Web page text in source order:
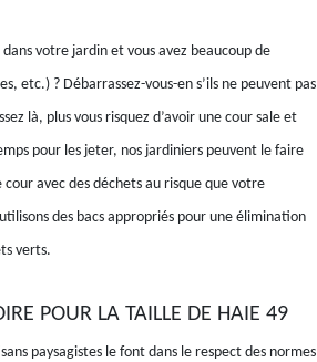
votre jardin et vous avez beaucoup de
etc.) ? Débarrassez-vous-en s’ils ne peuvent pas
là, plus vous risquez d’avoir une cour sale et
pour les jeter, nos jardiniers peuvent le faire
cour avec des déchets au risque que votre
des bacs appropriés pour une élimination
verts.
POUR LA TAILLE DE HAIE 49
paysagistes le font dans le respect des normes